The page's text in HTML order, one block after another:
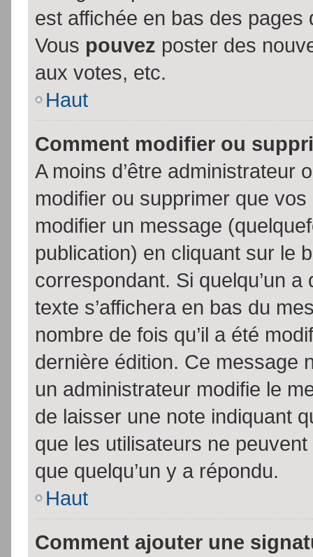
est affichée en bas des
Vous pouvez poster des
aux votes, etc.
Haut
Comment modifier ou
A moins d’être administrateur
modifier ou supprimer que
modifier un message
publication) en cliquant sur le
correspondant. Si quelqu’un
texte s’affichera en bas du
nombre de fois qu’il a été
dernière édition. Ce message
un administrateur modifie le
de laisser une note indiquant
que les utilisateurs ne
que quelqu’un y a répondu.
Haut
Comment ajouter une